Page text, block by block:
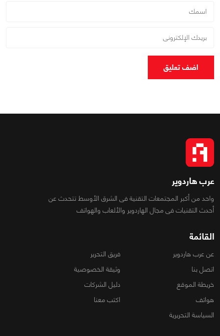
اضف تعليق
عرب هاردوير
واحد من أكبر المجتمعات التقنية فى الشرق الأوسط تتحدث عن
أحدث التقنيات فى مجال الهاردوير والألعاب والهواتف
القائمة
عن عرب هاردوير
فريق التحرير
اتصل بنا
وثيقة الخصوصية
خريطة الموقع
دليل الشركات
هواتف
اكتب معنا
السياسة التحريرية